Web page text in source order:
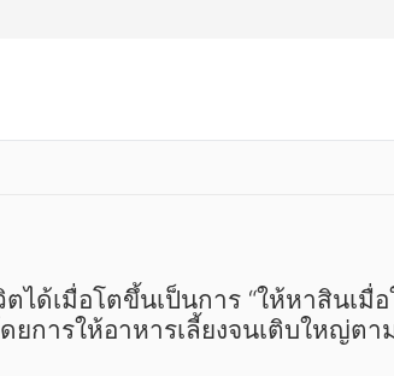
เมื่อโตขึ้นเป็นการ “ให้หาสินเมื่
ยการให้อาหารเลี้ยงจนเติบใหญ่ต